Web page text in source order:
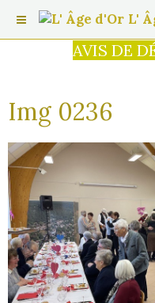
AVIS DE
L'
Img 0236